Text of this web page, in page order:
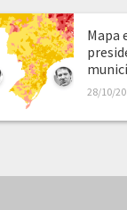
Mapa
28/10/